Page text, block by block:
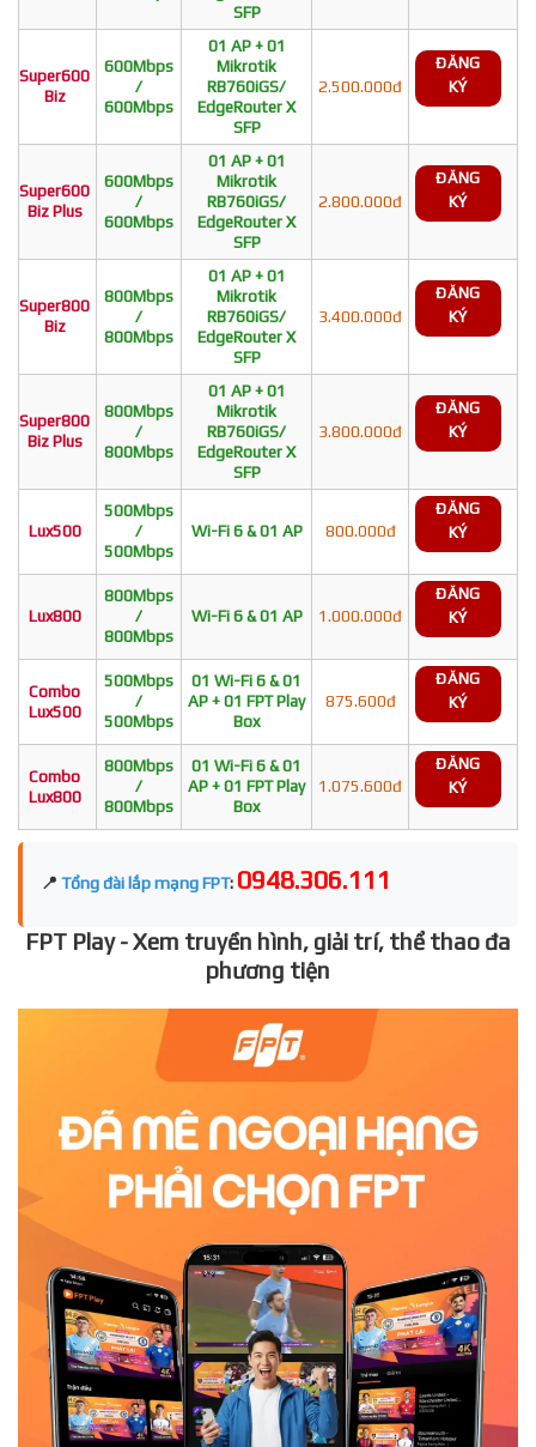
SFP
Super600
Biz
600Mbps
/
600Mbps
01 AP + 01
Mikrotik
RB760iGS/
EdgeRouter X
SFP
2.500.000đ
ĐĂNG
KÝ
Super600
Biz Plus
600Mbps
/
600Mbps
01 AP + 01
Mikrotik
RB760iGS/
EdgeRouter X
SFP
2.800.000đ
ĐĂNG
KÝ
Super800
Biz
800Mbps
/
800Mbps
01 AP + 01
Mikrotik
RB760iGS/
EdgeRouter X
SFP
3.400.000đ
ĐĂNG
KÝ
Super800
Biz Plus
800Mbps
/
800Mbps
01 AP + 01
Mikrotik
RB760iGS/
EdgeRouter X
SFP
3.800.000đ
ĐĂNG
KÝ
Lux500
500Mbps
/
500Mbps
Wi-Fi 6 & 01 AP 800.000đ
ĐĂNG
KÝ
Lux800
800Mbps
/
800Mbps
Wi-Fi 6 & 01 AP 1.000.000đ
ĐĂNG
KÝ
Combo
Lux500
500Mbps
/
500Mbps
01 Wi-Fi 6 & 01
AP + 01 FPT Play
Box
875.600đ
ĐĂNG
KÝ
Combo
Lux800
800Mbps
/
800Mbps
01 Wi-Fi 6 & 01
AP + 01 FPT Play
Box
1.075.600đ
ĐĂNG
KÝ
📍 Tổng đài lắp mạng FPT: 0948.306.111
FPT Play - Xem truyền hình, giải trí, thể thao đa
phương tiện